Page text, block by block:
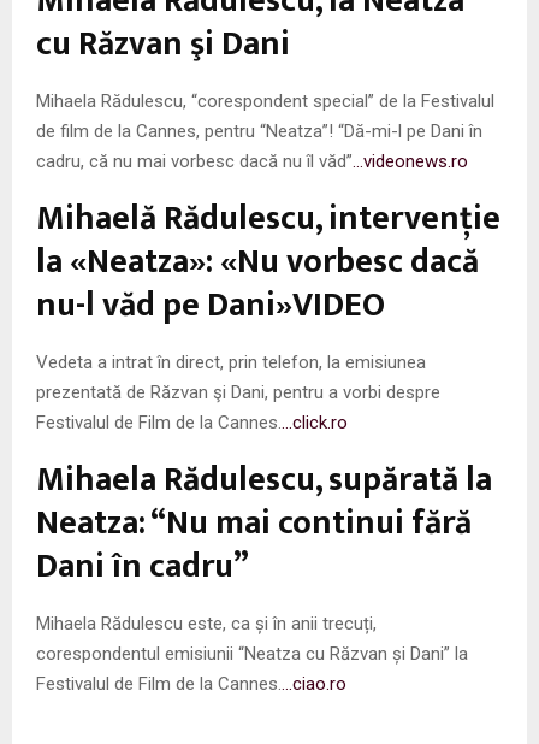
cu Răzvan şi Dani
Mihaela Rădulescu, “corespondent special” de la Festivalul
de film de la Cannes, pentru “Neatza”! “Dă-mi-l pe Dani în
cadru, că nu mai vorbesc dacă nu îl văd” …videonews.ro
Mihaelă Rădulescu, intervenţie
la «Neatza»: «Nu vorbesc dacă
nu-l văd pe Dani»VIDEO
Vedeta a intrat în direct, prin telefon, la emisiunea
prezentată de Răzvan şi Dani, pentru a vorbi despre
Festivalul de Film de la Cannes.
…click.ro
Mihaela Rădulescu, supărată la
Neatza: “Nu mai continui fără
Dani în cadru”
Mihaela Rădulescu este, ca și în anii trecuți,
corespondentul emisiunii “Neatza cu Răzvan și Dani” la
Festivalul de Film de la Cannes.
…ciao.ro